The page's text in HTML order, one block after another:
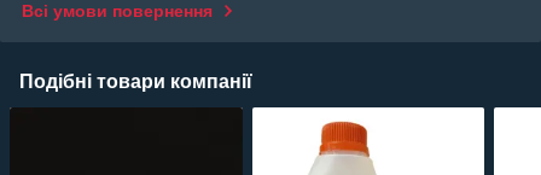
Всі умови повернення
Подібні товари компанії